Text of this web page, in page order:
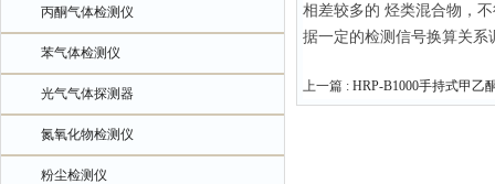
丙酮气体检测仪
苯气体检测仪
光气气体探测器
氮氧化物检测仪
粉尘检测仪
相差较多的 烃类混合物，
据一定的检测信号换算关系
上一篇 : HRP-B1000手持式甲乙